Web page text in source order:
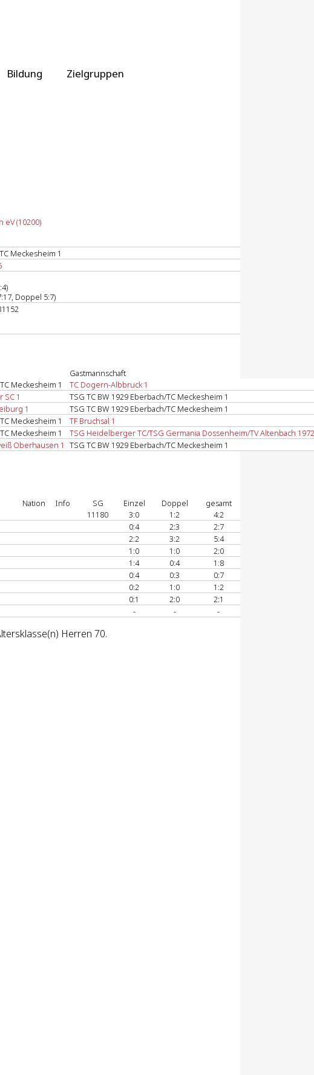
Bildung Zielgruppen
eV (10200)
Meckesheim 1
Doppel 5:7)
Gastmannschaft
Meckesheim 1
TC Dogern-Albbruck 1
SC 1
TSG TC BW 1929 Eberbach/TC Meckesheim 1
1
TSG TC BW 1929 Eberbach/TC Meckesheim 1
Meckesheim 1
TF Bruchsal 1
Meckesheim 1
TSG Heidelberger TC/TSG Germania Dossenheim/TV Altenbach
Oberhausen 1 TSG TC BW 1929 Eberbach/TC Meckesheim 1
Nation Info SG Einzel Doppel
gesamt
11180 3:0 1:2
4:2
0:4 2:3
2:7
2:2 3:2
5:4
1:0 1:0
2:0
1:4 0:4
1:8
0:4 0:3
0:7
0:2 1:0
1:2
0:1 2:0
2:1
- - -
Herren 70.